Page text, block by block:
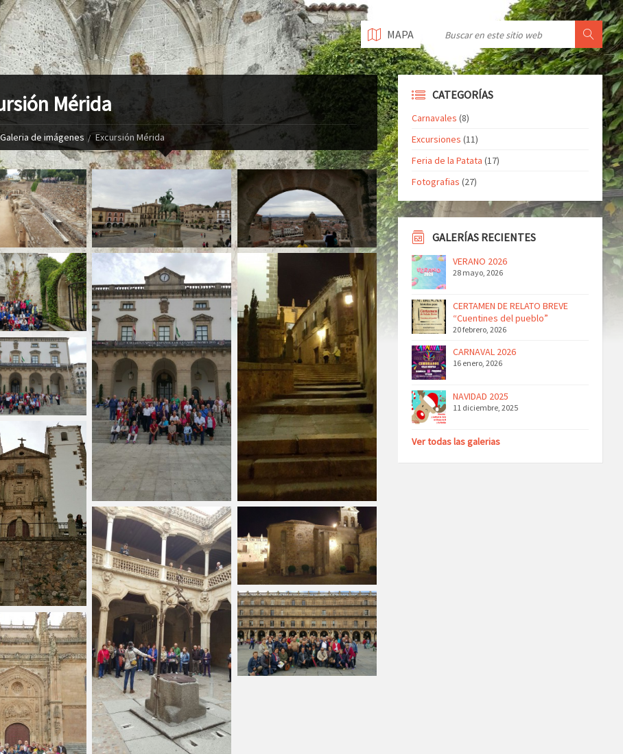
MAPA
Mérida
Galeria de imágenes Excursión Mérida
CATEGORÍAS
Carnavales (8)
Excursiones (11)
Feria de la Patata (17)
Fotografias (27)
GALERÍAS RECIENTES
VERANO 2026
28 mayo, 2026
CERTAMEN DE RELATO BREVE
“Cuentines del pueblo”
20 febrero, 2026
CARNAVAL 2026
16 enero, 2026
NAVIDAD 2025
11 diciembre, 2025
Ver todas las galerias